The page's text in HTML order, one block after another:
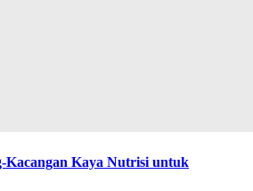
Kacangan Kaya Nutrisi untuk